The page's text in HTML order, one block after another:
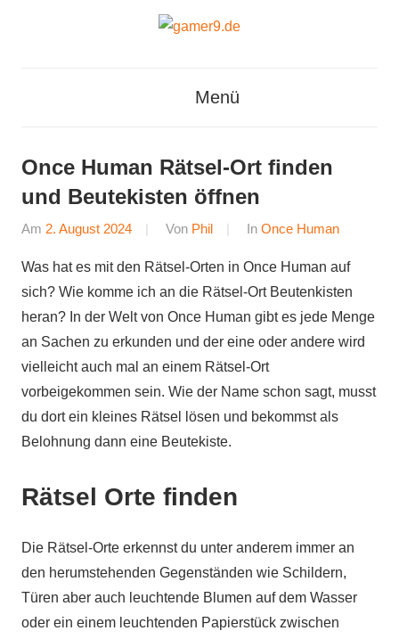
Menü
Once Human Rätsel-Ort finden
und Beutekisten öffnen
Am 2. August 2024 Von Phil In Once Human
Was hat es mit den Rätsel-Orten in Once Human auf
sich? Wie komme ich an die Rätsel-Ort Beutenkisten
heran? In der Welt von Once Human gibt es jede Menge
an Sachen zu erkunden und der eine oder andere wird
vielleicht auch mal an einem Rätsel-Ort
vorbeigekommen sein. Wie der Name schon sagt, musst
du dort ein kleines Rätsel lösen und bekommst als
Belohnung dann eine Beutekiste.
Rätsel Orte finden
Die Rätsel-Orte erkennst du unter anderem immer an
den herumstehenden Gegenständen wie Schildern,
Türen aber auch leuchtende Blumen auf dem Wasser
oder ein einem leuchtenden Papierstück zwischen